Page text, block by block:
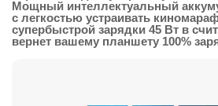
Мощный интеллектуальный
с легкостью устраивать
супербыстрой зарядки 45 Вт в
вернет вашему планшету 100%